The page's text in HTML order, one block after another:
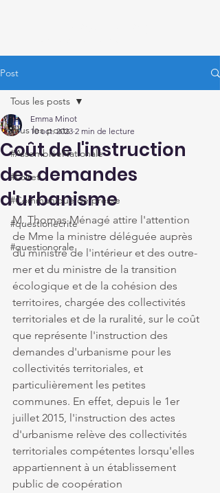
Post
Tous les posts
#AssembléeNationale
#Loiret
#Communiqué de presse
#questionécrite
#questionorale
Tous les posts
Coût de l'instruction
des demandes
d'urbanisme
Emma Minot
10 oct. 2023 2 min de lecture
M. Thomas Ménagé attire l'attention
de Mme la ministre déléguée auprès
du ministre de l'intérieur et des outre-
mer et du ministre de la transition
écologique et de la cohésion des
territoires, chargée des collectivités
territoriales et de la ruralité, sur le coût
que représente l'instruction des
demandes d'urbanisme pour les
collectivités territoriales, et
particulièrement les petites
communes. En effet, depuis le 1er
juillet 2015, l'instruction des actes
d'urbanisme relève des collectivités
territoriales compétentes lorsqu'elles
appartiennent à un établissement
public de coopération